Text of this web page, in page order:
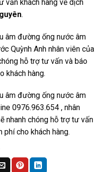
vấn khách hàng về dịch
.
âm đường ống nước âm
Quỳnh Anh nhân viên của
hỗ trợ tư vấn và báo
khách hàng.
âm đường ống nước âm
0976.963.654 , nhân
nhanh chóng hỗ trợ tư vấn
phí cho khách hàng.